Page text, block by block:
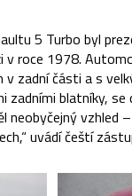
5 Turbo byl
v roce 1978.
zadní části a s
zadními blatníky,
neobyčejný vzhled
uvádí čeští